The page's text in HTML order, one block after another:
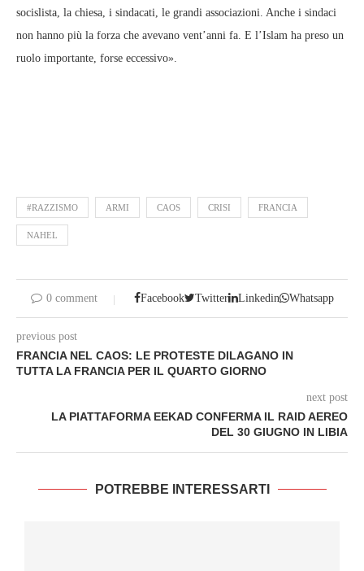
socislista, la chiesa, i sindacati, le grandi associazioni. Anche i sindaci
non hanno più la forza che avevano vent’anni fa. E l’Islam ha preso un
ruolo importante, forse eccessivo».
#RAZZISMO ARMI CAOS CRISI FRANCIA
NAHEL
0 comment Facebook Twitter Linkedin Whatsapp
previous post
FRANCIA NEL CAOS: LE PROTESTE DILAGANO IN
TUTTA LA FRANCIA PER IL QUARTO GIORNO
next post
LA PIATTAFORMA EEKAD CONFERMA IL RAID AEREO
DEL 30 GIUGNO IN LIBIA
POTREBBE INTERESSARTI